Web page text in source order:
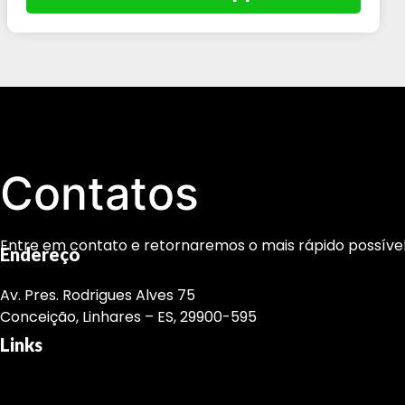
Contatos
Entre em contato e retornaremos o mais rápido
Endereço
Av. Pres. Rodrigues Alves 75
Conceição, Linhares – ES, 29900-595
Links